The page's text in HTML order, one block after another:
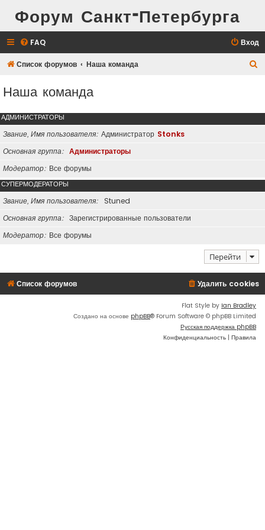
Форум Санкт-Петербурга
FAQ Вход
Список форумов Наша команда
к
Наша команда
АДМИНИСТРАТОРЫ
Звание, Имя пользователя Администратор Stonks
Основная группа
Администраторы
Модератор Все форумы
СУПЕРМОДЕРАТОРЫ
Звание, Имя пользователя
Stuned
Основная группа
Зарегистрированные пользователи
Модератор Все форумы
Перейти
Список форумов Удалить cookies
Flat Style by Ian Bradley
Создано на основе phpBB® Forum Software © phpBB Limited
Русская поддержка phpBB
Конфиденциальность | Правила